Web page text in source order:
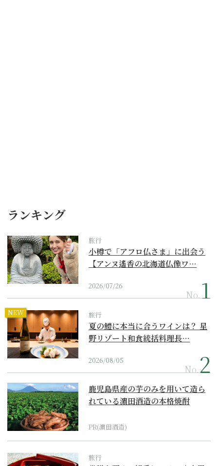
ランキング
旅行
小樽で「アフロ仏さま」に出会う
【アンヌ遙香の北海道仏像ワ…
2026/07/26
No.
NEW 旅行
夏の鱧に本当に合うワインは？ 星
野リゾート和食統括料理長…
2026/08/05
No.
鹿児島県産の芋のみを用いて造ら
れている濵田酒造の本格焼酎
PR(濵田酒造)
旅行